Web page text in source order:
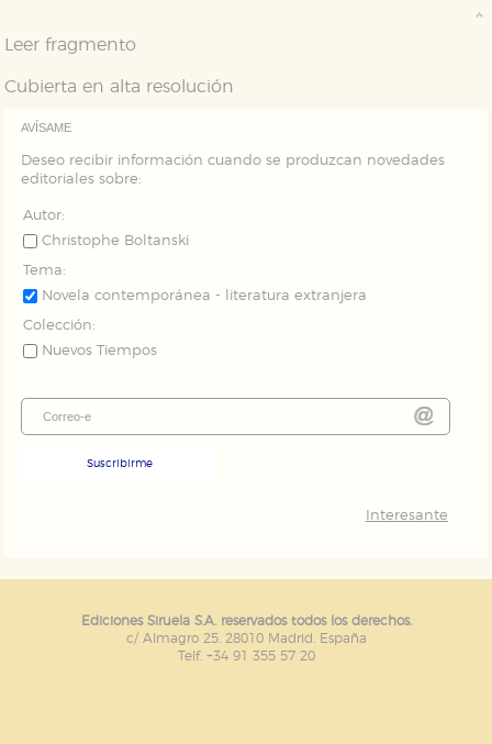
Leer fragmento
Cubierta en alta resolución
AVÍSAME
Deseo recibir información cuando se produzcan novedades
editoriales sobre:
Autor:
Christophe Boltanski
Tema:
Novela contemporánea - literatura extranjera
Colección:
Nuevos Tiempos
Suscribirme
Interesante
Ediciones Siruela S.A. reservados todos los derechos.
c/ Almagro 25. 28010 Madrid. España
Telf. +34 91 355 57 20
GUARDAR CONFIGURACIÓN
Puede consultar nuestra política de cookies